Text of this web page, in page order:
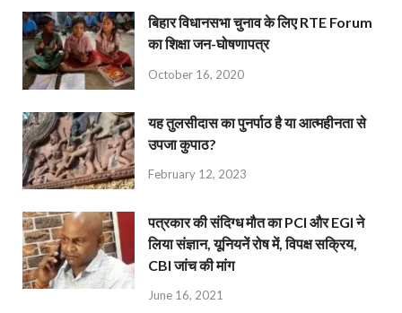
बिहार विधानसभा चुनाव के लिए RTE Forum
का शिक्षा जन-घोषणापत्र
October 16, 2020
यह तुलसीदास का पुनर्पाठ है या आत्महीनता से
उपजा कुपाठ?
February 12, 2023
पत्रकार की संदिग्ध मौत का PCI और EGI ने
लिया संज्ञान, यूनियनें रोष में, विपक्ष सक्रिय,
CBI जांच की मांग
June 16, 2021